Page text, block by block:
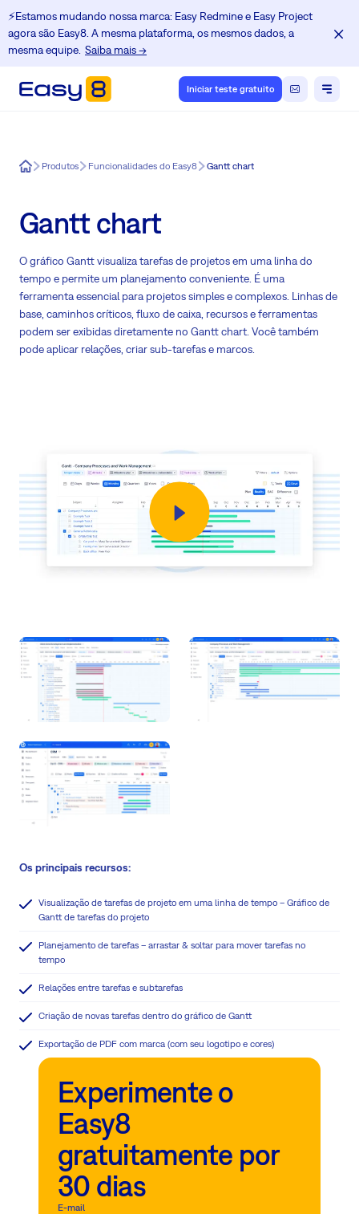
⚡️Estamos mudando nossa marca: Easy Redmine e Easy Project
agora são Easy8. A mesma plataforma, os mesmos dados, a
mesma equipe. Saiba mais →
Iniciar teste gratuito
Easy8Produtos Funcionalidades do Easy8 Gantt chart
Gantt chart
O gráfico Gantt visualiza tarefas de projetos em uma linha do
tempo e permite um planejamento conveniente. É uma
ferramenta essencial para projetos simples e complexos. Linhas de
base, caminhos críticos, fluxo de caixa, recursos e ferramentas
podem ser exibidas diretamente no Gantt chart. Você também
pode aplicar relações, criar sub-tarefas e marcos.
Os principais recursos:
Visualização de tarefas de projeto em uma linha de tempo – Gráfico de
Gantt de tarefas do projeto
Planejamento de tarefas – arrastar & soltar para mover tarefas no
tempo
Relações entre tarefas e subtarefas
Criação de novas tarefas dentro do gráfico de Gantt
Exportação de PDF com marca (com seu logotipo e cores)
Experimente o
Easy8
gratuitamente por
30 dias
E-mail